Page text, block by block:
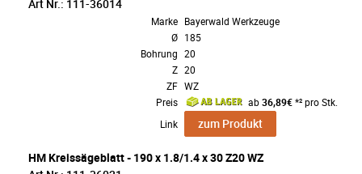
Art Nr.: 111-36014
Marke Bayerwald Werkzeuge
Ø 185
Bohrung 20
Z 20
ZF WZ
Preis
ab36,89€*² pro Stk.
Link
zum Produkt
HM Kreissägeblatt - 190 x 1.8/1.4 x 30 Z20 WZ